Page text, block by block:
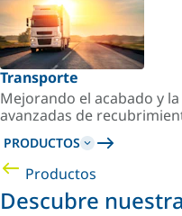
Transporte
Mejorando el acabado y
avanzadas de
PRODUCTOS
Productos
Descubre